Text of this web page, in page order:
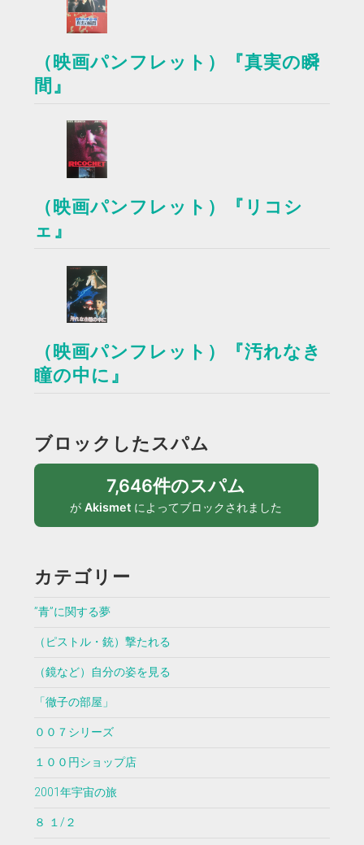
（映画パンフレット）『真実の瞬
間』
（映画パンフレット）『リコシ
ェ』
（映画パンフレット）『汚れなき
瞳の中に』
ブロックしたスパム
7,646件のスパム
がAkismet によってブロックされました
カテゴリー
”青”に関する夢
（ピストル・銃）撃たれる
（鏡など）自分の姿を見る
「徹子の部屋」
００７シリーズ
１００円ショップ店
2001年宇宙の旅
８ １/２